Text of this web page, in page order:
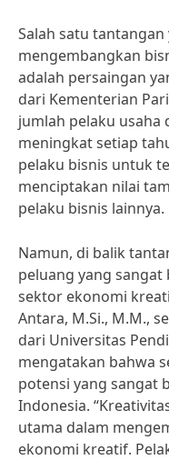
Salah satu
mengembangkan
adalah persaingan
dari Kementerian
jumlah pelaku
meningkat setiap
pelaku bisnis untuk
menciptakan nilai
pelaku bisnis lainnya.
Namun, di balik
peluang yang sangat
sektor ekonomi
Antara, M.Si., M.M.,
dari Universitas
mengatakan bahwa
potensi yang sangat
Indonesia.
utama dalam
ekonomi kreatif.